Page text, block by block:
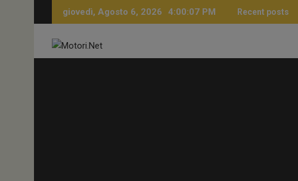
giovedì, Agosto 6, 2026 4:00:08 PM Recent posts